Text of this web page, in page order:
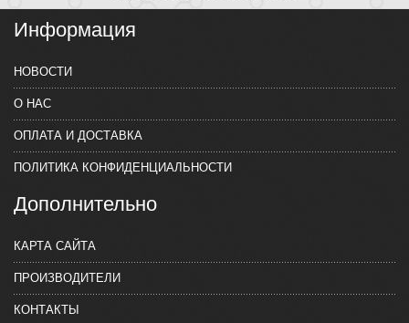
Информация
НОВОСТИ
О НАС
ОПЛАТА И ДОСТАВКА
ПОЛИТИКА КОНФИДЕНЦИАЛЬНОСТИ
Дополнительно
КАРТА САЙТА
ПРОИЗВОДИТЕЛИ
КОНТАКТЫ